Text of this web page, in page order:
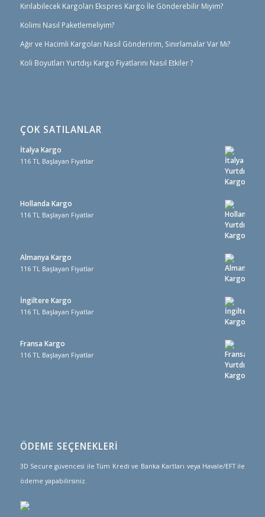
Kırılabilecek Kargoları Ekspres Kargo İle Gönderebilir Miyim?
Kolimi Nasıl Paketlemeliyim?
Ağır ve Hacimli Kargoları Nasıl Gönderirim, Sınırlamalar Var Mı?
Koli Boyutları Yurtdışı Kargo Fiyatlarını Nasıl Etkiler ?
ÇOK SATILANLAR
İtalya Kargo
116 TL Başlayan Fiyatlar
Hollanda Kargo
116 TL Başlayan Fiyatlar
Almanya Kargo
116 TL Başlayan Fiyatlar
İngiltere Kargo
116 TL Başlayan Fiyatlar
Fransa Kargo
116 TL Başlayan Fiyatlar
ÖDEME SEÇENEKLERİ
3D Secure güvencesi ile Tüm Kredi ve Banka Kartları veya Havale/EFT ile
ödeme yapabilirsiniz.